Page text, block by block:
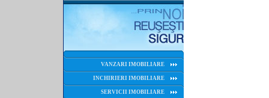
VANZARI IMOBILIARE
INCHIRIERI IMOBILIARE
SERVICII IMOBILIARE